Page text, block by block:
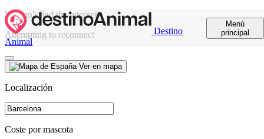
Destino
Animal
Menú
principal
We can't find the internet
Attempting to reconnect
Ver en mapa
Localización
Coste por mascota